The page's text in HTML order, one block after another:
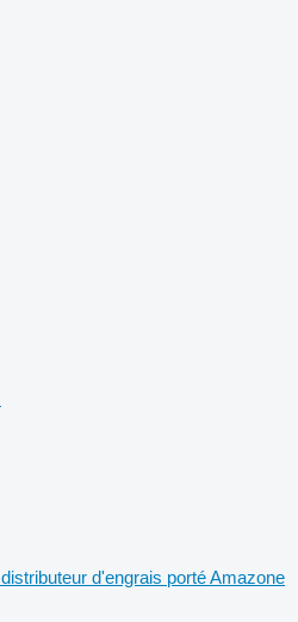
distributeur d'engrais porté Amazone